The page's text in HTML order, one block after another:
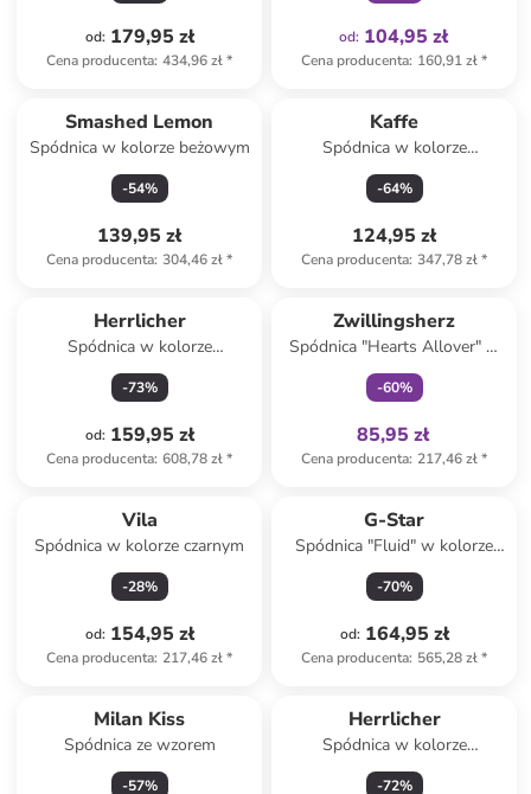
od: 179,95 zł
Cena producenta: 434,96 zł*
od: 104,95 zł
Cena producenta: 160,91 zł*
Smashed Lemon
Spódnica w kolorze beżowym
-54%
139,95 zł
Cena producenta: 304,46 zł*
Kaffe
Spódnica w kolorze
szarobrązowym
-64%
124,95 zł
Cena producenta: 347,78 zł*
Herrlicher
Spódnica w kolorze
antracytowym
-73%
od: 159,95 zł
Cena producenta: 608,78 zł*
Zwillingsherz
Spódnica "Hearts Allover" w
kolorze niebieskim
-60%
85,95 zł
Cena producenta: 217,46 zł*
Vila
Spódnica w kolorze czarnym
-28%
od: 154,95 zł
Cena producenta: 217,46 zł*
G-Star
Spódnica "Fluid" w kolorze
khaki
-70%
od: 164,95 zł
Cena producenta: 565,28 zł*
Milan Kiss
Spódnica ze wzorem
-57%
Herrlicher
Spódnica w kolorze
granatowym
-72%